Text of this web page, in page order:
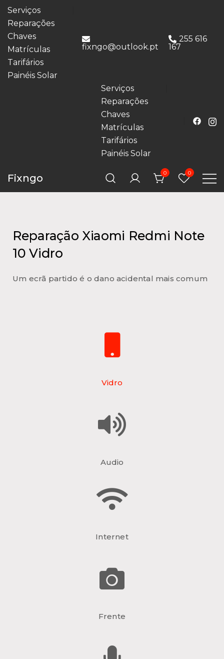
Serviços
Reparações
Chaves
Matrículas
Tarifários
Painéis Solar
fixngo@outlook.pt
255 616
167
Serviços
Reparações
Chaves
Matrículas
Tarifários
Painéis Solar
Fixngo 0 0
Reparação Xiaomi Redmi Note
10 Vidro
Um ecrã partido é o dano acidental mais comum
Vidro
Audio
Internet
Frente